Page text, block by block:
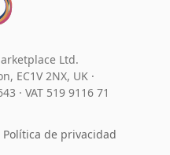
Ltd.
EC1V 2NX, UK ·
· VAT 519 9116 71
Política de privacidad